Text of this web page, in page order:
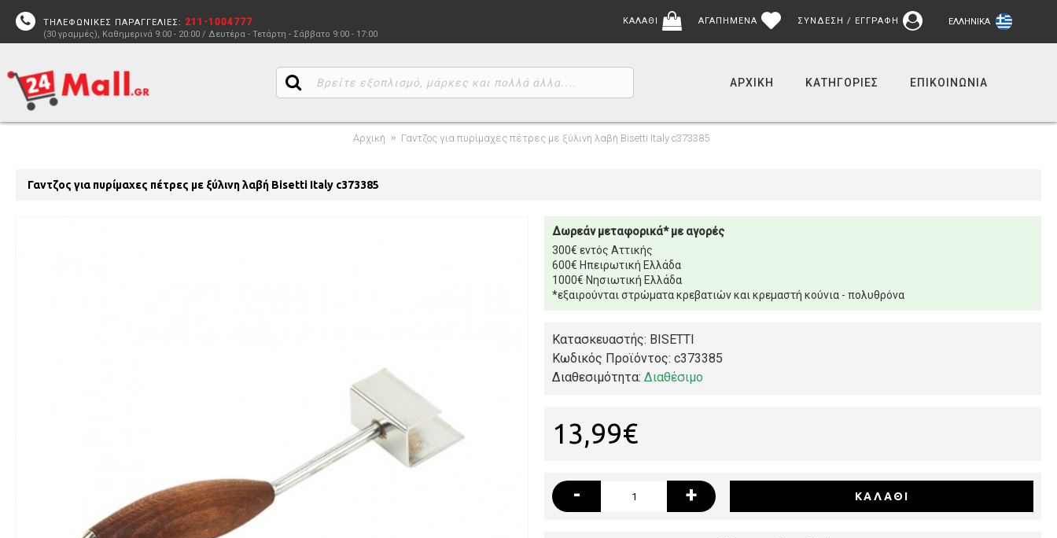
ΤΗΛΕΦΩΝΙΚΕΣ ΠΑΡΑΓΓΕΛΙΕΣ: 211-1004777
(30 γραμμές), Καθημερινά 9:00 - 20:00 / Δευτέρα - Τετάρτη - Σάββατο 9:00 - 17:00
ΕΛΛΗΝΙΚΆ
ΚΑΛΑΘΙ ΑΓΑΠΗΜΕΝΑ ΣΥΝΔΕΣΗ / ΕΓΓΡΑΦΗ
ΑΡΧΙΚΉ ΚΑΤΗΓΟΡΙΕΣ ΕΠΙΚΟΙΝΩΝΊΑ
Αρχική Γαντζος για πυρίμαχες πέτρες με ξύλινη λαβή Bisetti Italy c373385
Γαντζος για πυρίμαχες πέτρες με ξύλινη λαβή Bisetti Italy c373385
Δωρεάν μεταφορικά* με αγορές
300€ εντός Αττικής
600€ Ηπειρωτική Ελλάδα
1000€ Νησιωτική Ελλάδα
*εξαιρούνται στρώματα κρεβατιών και κρεμαστή κούνια - πολυθρόνα
Κατασκευαστής: BISETTI
Κωδικός Προϊόντος: c373385
Διαθεσιμότητα: Διαθέσιμο
13,99€
- + ΚΑΛΆΘΙ